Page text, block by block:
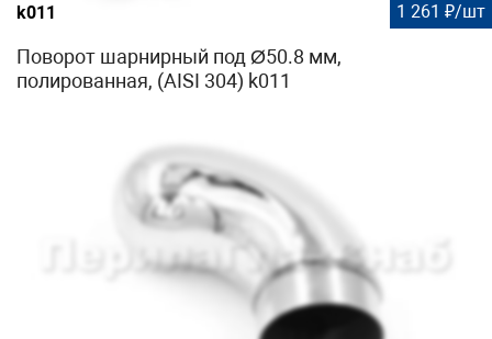
k011 1 261 ₽/шт
Поворот шарнирный под Ø50.8 мм,
полированная, (AISI 304) k011